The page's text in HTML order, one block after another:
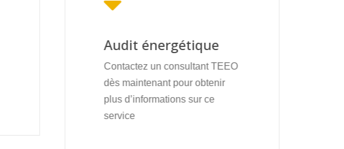
Audit énergétique
Contactez un consultant TEEO
dès maintenant pour obtenir
plus d’informations sur ce
service